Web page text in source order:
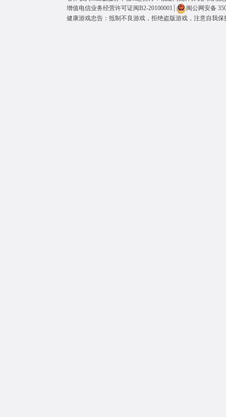
增值电信业务经营许可证闽B2-20100001 ┊
闽公网安备
健康游戏忠告：抵制不良游戏，拒绝盗版游戏，注意自我